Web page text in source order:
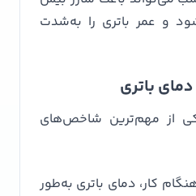
و عمر باتری را به‌شدت
باتری
از مهم‌ترین شاخص‌های
کار، دمای باتری به‌طور